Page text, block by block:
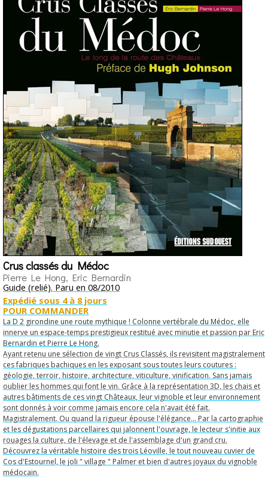
Crus classés du Médoc
Pierre Le Hong, Eric Bernardin
Guide (relié). Paru en 08/2010
Expédié sous 4 à 8 jours
POUR COMMANDER
La D 2 girondine une route mythique ! Colonne vertébrale du Médoc, elle
innerve un espace-temps prestigieux restitué avec minutie et passion par Eric
Bernardin et Pierre Le Hong.
Ayant retenu une sélection de vingt Crus Classés, ils revisitent magistralement
ces fabriques bachiques en les exposant sous toutes leurs coutures :
géologie, terroir, histoire, architecture, viticulture, vinification. Sans jamais
oublier les hommes qui font le vin. Grâce à la représentation 3D, les chais et
autres bâtiments de ces vingt Châteaux, leur vignoble et leur environnement
sont donnés à voir comme jamais encore cela n'avait été fait.
Magistralement. Ou quand la rigueur épouse l'élégance... Par la cartographie
et les dégustations parcellaires qui jalonnent l'ouvrage, le lecteur s'initie aux
rouages la culture, de l'élevage et de l'assemblage d'un grand cru.
Découvrez la véritable histoire des trois Léoville, le tout nouveau cuvier de
Cos d'Estournel, le joli " village " Palmer et bien d'autres joyaux du vignoble
médocain.